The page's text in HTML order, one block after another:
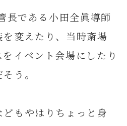
長である小田全眞導師
変えたり、当時斎場
イベント会場にしたり
う。
もやはりちょっと身